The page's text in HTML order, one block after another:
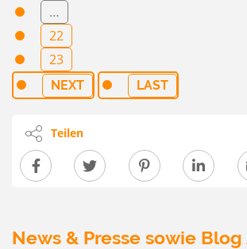
…
22
23
NEXT LAST
Teilen
News & Presse sowie